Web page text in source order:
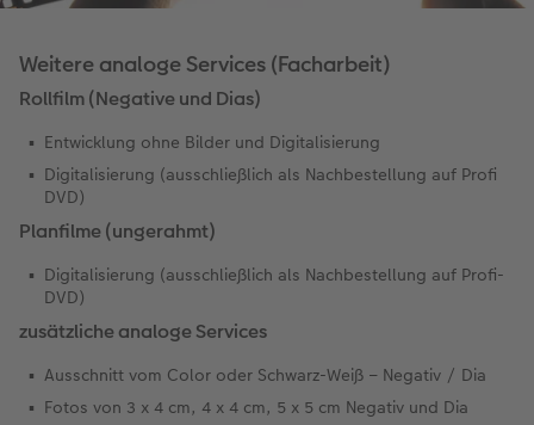
Weitere analoge Services (Facharbeit)
Rollfilm (Negative und Dias)
Entwicklung ohne Bilder und Digitalisierung
Digitalisierung (ausschließlich als Nachbestellung auf Profi
DVD)
Planfilme (ungerahmt)
Digitalisierung (ausschließlich als Nachbestellung auf Profi-
DVD)
zusätzliche analoge Services
Ausschnitt vom Color oder Schwarz-Weiß – Negativ / Dia
Fotos von 3 x 4 cm, 4 x 4 cm, 5 x 5 cm Negativ und Dia